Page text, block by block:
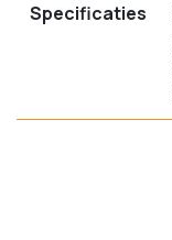
Specificaties